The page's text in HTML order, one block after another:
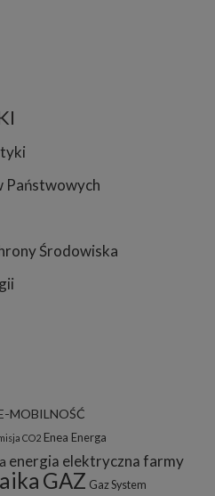
Środowiska
MOBILNOŚĆ
CO2 Enea Energa
energia elektrycznafarmy
GAZ Gaz System